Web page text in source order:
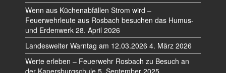
Wenn aus Küchenabfällen Strom wird –
Feuerwehrleute aus Rosbach besuchen das Humus-
und Erdenwerk 28. April 2026
Landesweiter Warntag am 12.03.2026 4. März 2026
Werte erleben – Feuerwehr Rosbach zu Besuch an
der Kapersburgschule 5. September 2025